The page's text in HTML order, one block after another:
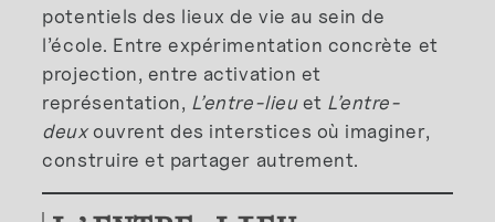
potentiels des lieux de vie au sein de
l’école. Entre expérimentation concrète et
projection, entre activation et
représentation, L’entre-lieuet L’entre-
deuxouvrent des interstices où imaginer,
construire et partager autrement.